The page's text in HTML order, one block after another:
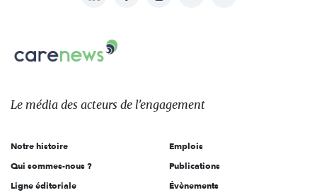
sur:
Carenews,
Le
des
l'engagement
Le média des acteurs de l'engagement
Notre histoire
Qui sommes-nous ?
Ligne éditoriale
Emplois
Publications
Évènements